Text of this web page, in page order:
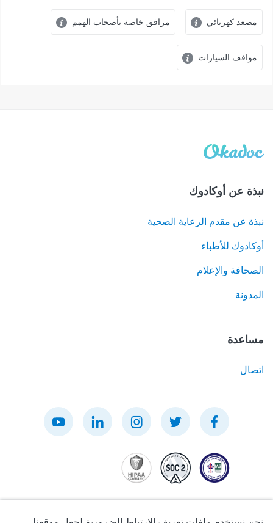
ﻣﺼﻌﺪ ﻛﻬﺮﺑﺎﺋﻲ مرافق خاصة بأصحاب الهمم
مواقف السيارات
نبذة عن أوكادوك
نبذة عن مقدم الرعاية الصحية
أوكادوك للأطباء
الصحافة والإعلام
المدونة
مساعدة
اتصال